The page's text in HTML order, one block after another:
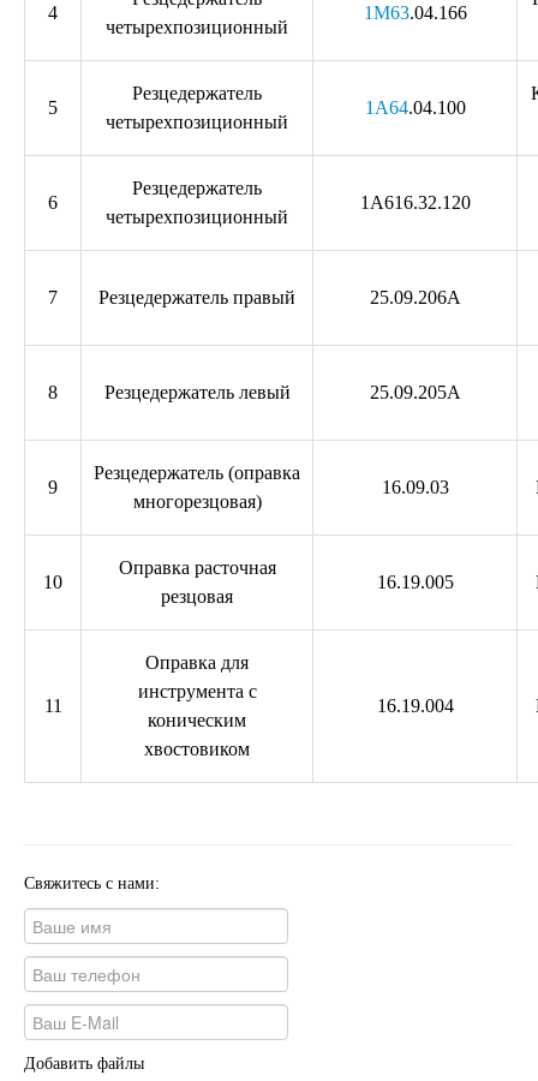
4
четырехпозиционный
1М63.04.166
5
Резцедержатель
четырехпозиционный
1А64.04.100
6
Резцедержатель
четырехпозиционный
1А616.32.120
7 Резцедержатель правый 25.09.206А
8 Резцедержатель левый 25.09.205А
9
Резцедержатель (оправка
многорезцовая)
16.09.03
10
Оправка расточная
резцовая
16.19.005
11
Оправка для
инструмента с
коническим
хвостовиком
16.19.004
Свяжитесь с нами:
Добавить файлы